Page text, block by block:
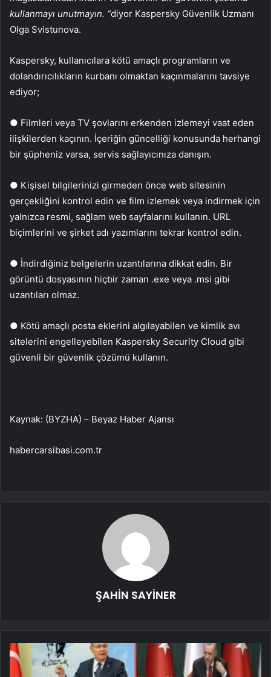
kullanmayı unutmayın. “diyor Kaspersky Güvenlik Uzmanı
Olga Svistunova.
Kaspersky, kullanıcılara kötü amaçlı programların ve
dolandırıcılıkların kurbanı olmaktan kaçınmalarını tavsiye
ediyor;
● Filmleri veya TV şovlarını erkenden izlemeyi vaat eden
ilişkilerden kaçının. İçeriğin güncelliği konusunda herhangi
bir şüpheniz varsa, servis sağlayıcınıza danışın.
● Kişisel bilgilerinizi girmeden önce web sitesinin
gerçekliğini kontrol edin ve film izlemek veya indirmek için
yalnızca resmi, sağlam web sayfalarını kullanın. URL
biçimlerini ve şirket adı yazımlarını tekrar kontrol edin.
● İndirdiğiniz belgelerin uzantılarına dikkat edin. Bir
görüntü dosyasının hiçbir zaman .exe veya .msi gibi
uzantıları olmaz.
● Kötü amaçlı posta eklerini algılayabilen ve kimlik avı
sitelerini engelleyebilen Kaspersky Security Cloud gibi
güvenli bir güvenlik çözümü kullanın.
Kaynak: (BYZHA) – Beyaz Haber Ajansı
habercarsibasi.com.tr
ŞAHİN SAYİNER